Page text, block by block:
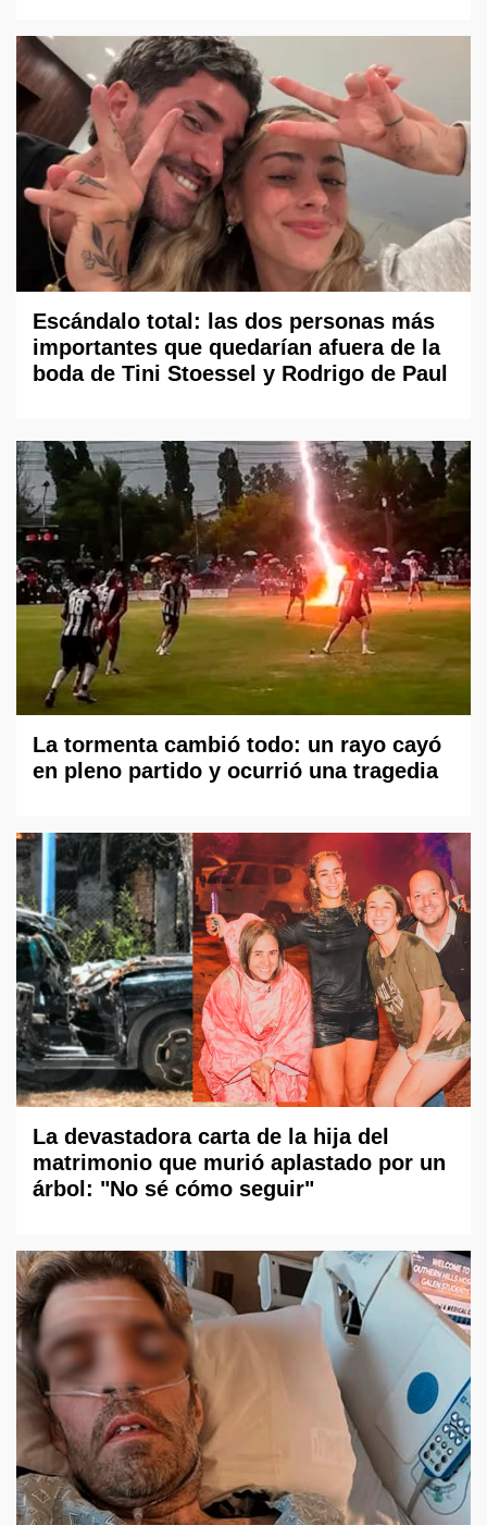
Escándalo total: las dos personas más
importantes que quedarían afuera de la
boda de Tini Stoessel y Rodrigo de Paul
La tormenta cambió todo: un rayo cayó
en pleno partido y ocurrió una tragedia
La devastadora carta de la hija del
matrimonio que murió aplastado por un
árbol: "No sé cómo seguir"